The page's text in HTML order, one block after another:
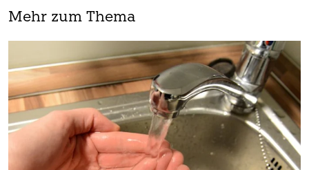
Mehr zum Thema